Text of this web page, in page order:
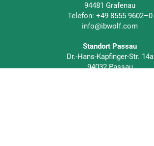
94481 Grafenau
Telefon: +49 8555 9602–0
info@ibwolf.com
Standort Passau
Dr.-Hans-Kapfinger-Str. 14a
94032 Passau